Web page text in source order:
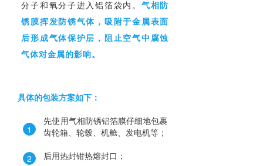
分子和氧分子进入铝箔袋内。 气相防
锈膜挥发防锈气体，吸附于金属表面
后形成气体保护层，阻止空气中腐蚀
气体对金属的影响。
具体的包装方案如下：
1
先使用气相防锈铝箔膜仔细地包裹
齿轮箱、轮毂、机舱、发电机等；
2 后用热封钳热熔封口；